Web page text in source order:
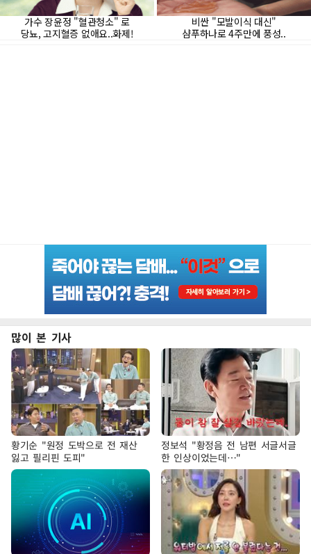
많이 본 기사
황기순 "원정 도박으로 전 재산
잃고 필리핀 도피"
정보석 "황정음 전 남편 서글서글
한 인상이었는데…"